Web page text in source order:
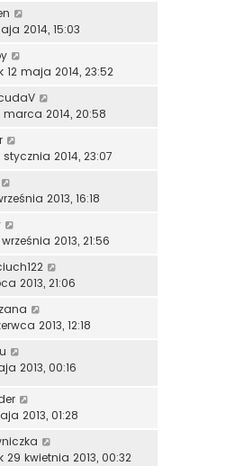
2014, 15:03
12 maja 2014, 23:52
2014, 20:58
2014, 23:07
2013, 16:18
2013, 21:56
2013, 21:06
2013, 12:18
2013, 00:16
2013, 01:28
29 kwietnia 2013, 00:32